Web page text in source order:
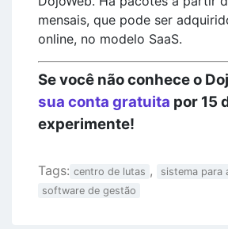
mensais, que pode ser
online, no modelo SaaS.
Se você não conhece o
sua conta gratuita por 15
experimente!
Tags: centro de lutas , sistema para
software de gestão